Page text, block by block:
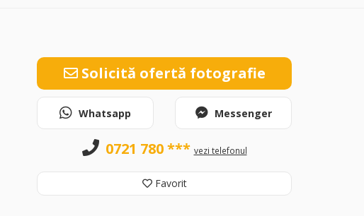
Solicită ofertă fotografie
Whatsapp Messenger
0721 780 *** vezi telefonul
Favorit